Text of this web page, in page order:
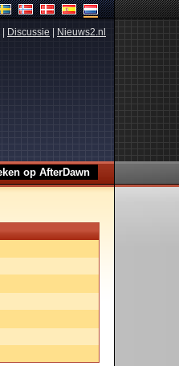
Discussie Nieuws2.nl